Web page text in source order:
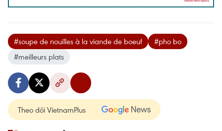
#soupe de nouilles à la viande de boeuf
#pho bo
#meilleurs plats
Theo dõi VietnamPlus